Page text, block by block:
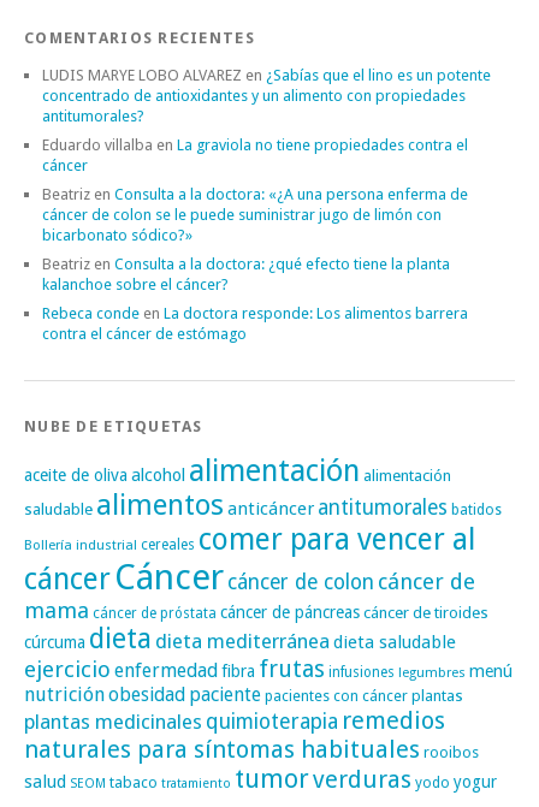
COMENTARIOS RECIENTES
LUDIS MARYE LOBO ALVAREZ en ¿Sabías que el lino es un potente
concentrado de antioxidantes y un alimento con propiedades
antitumorales?
Eduardo villalba en La graviola no tiene propiedades contra el
cáncer
Beatriz en Consulta a la doctora: «¿A una persona enferma de
cáncer de colon se le puede suministrar jugo de limón con
bicarbonato sódico?»
Beatriz en Consulta a la doctora: ¿qué efecto tiene la planta
kalanchoe sobre el cáncer?
Rebeca conde en La doctora responde: Los alimentos barrera
contra el cáncer de estómago
NUBE DE ETIQUETAS
aceite de oliva alcohol alimentación alimentación
saludable alimentos anticáncer antitumorales batidos
Bollería industrial cereales comer para vencer al
cáncerCáncer cáncer de colon cáncer de
mama cáncer de próstata cáncer de páncreascáncer de tiroides
cúrcuma dieta dieta mediterránea dieta saludable
ejercicio enfermedadfibra frutas infusiones legumbres menú
nutriciónobesidad paciente pacientes con cáncer plantas
plantas medicinales quimioterapia remedios
naturales para síntomas habituales rooibos
salud SEOM tabaco tratamiento tumorverduras yodo yogur